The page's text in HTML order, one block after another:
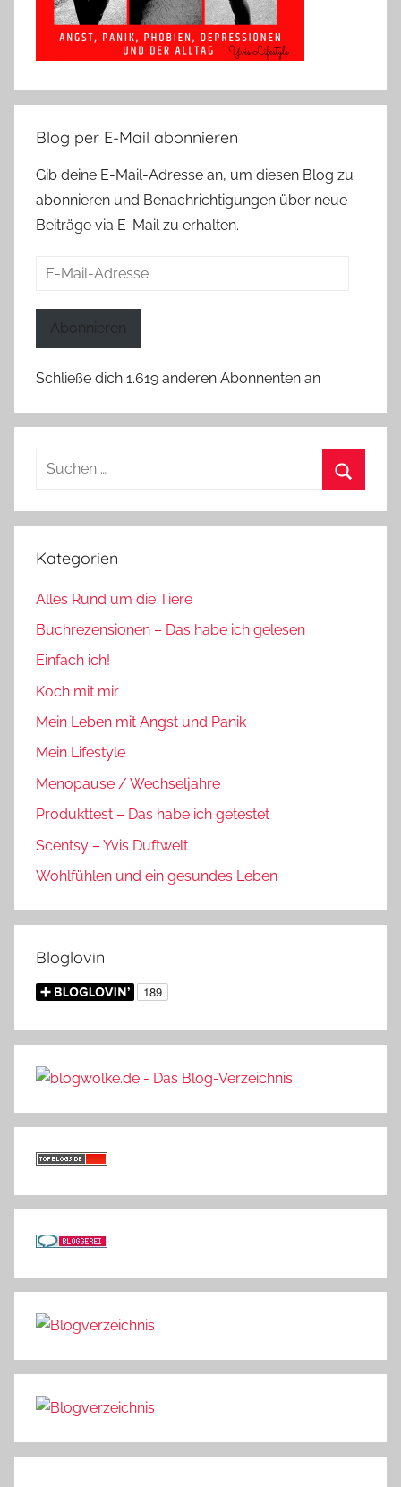
Blog per E-Mail abonnieren
Gib deine E-Mail-Adresse an, um diesen Blog zu
abonnieren und Benachrichtigungen über neue
Beiträge via E-Mail zu erhalten.
E-
Abonnieren
Schließe dich 1.619 anderen Abonnenten an
Suchen
Kategorien
Alles Rund um die Tiere
Buchrezensionen – Das habe ich gelesen
Einfach ich!
Koch mit mir
Mein Leben mit Angst und Panik
Mein Lifestyle
Menopause / Wechseljahre
Produkttest – Das habe ich getestet
Scentsy – Yvis Duftwelt
Wohlfühlen und ein gesundes Leben
Bloglovin